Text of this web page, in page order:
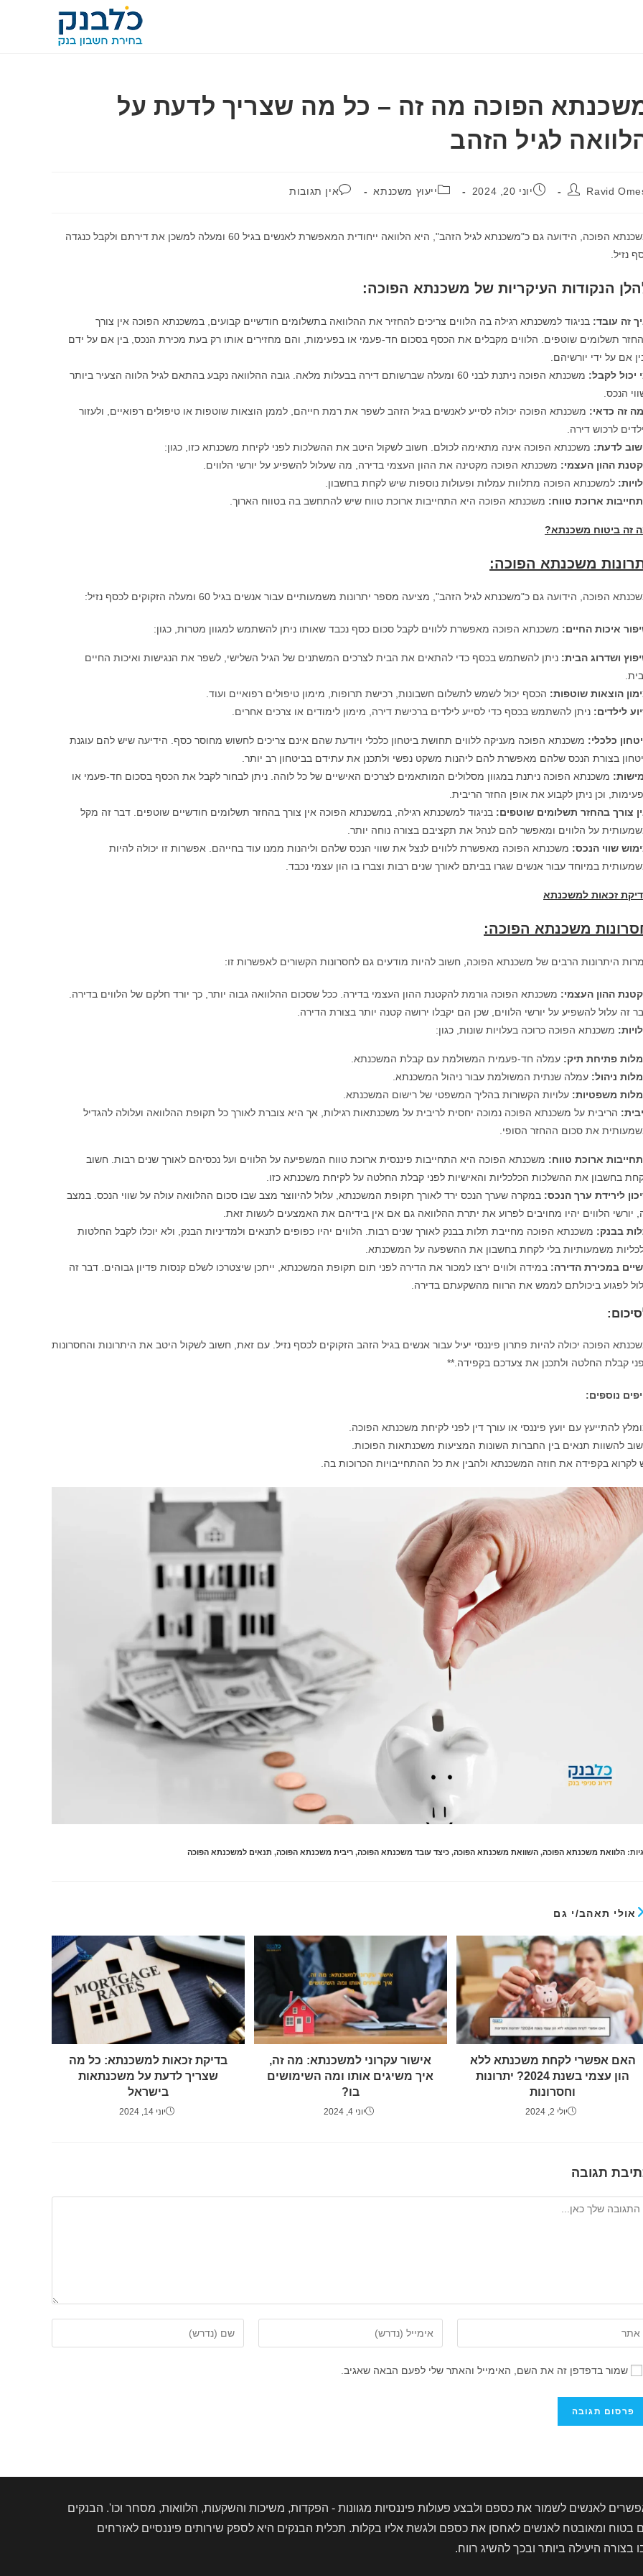
הפוכה מה זה – כל מה שצריך לדעת על
לגיל הזהב
Ravid פורסם: יוני 20, 2024 קטגוריה: ייעוץ משכנתאתגובות: אין תגובות
משכנתא הפוכה, הידועה גם כ"משכנתא לגיל הזהב", היא הלוואה ייחודית המאפשרת לאנשים בגיל 60 ומעלה למשכן את דירתם ולקבל כנגדה
נזיל.
הנקודות העיקריות של משכנתא הפוכה:
זה עובד: בניגוד למשכנתא רגילה בה הלווים צריכים להחזיר את ההלוואה בתשלומים חודשיים קבועים, במשכנתא הפוכה אין צורך
תשלומים שוטפים. הלווים מקבלים את הכסף בסכום חד-פעמי או בפעימות, והם מחזירים אותו רק בעת מכירת הנכס, בין אם על ידם
אם על ידי יורשיהם.
יכול לקבל:
משכנתא הפוכה ניתנת לבני 60 ומעלה שברשותם דירה בבעלות מלאה. גובה ההלוואה נקבע בהתאם לגיל הלווה הצעיר ביותר
הנכס.
זה כדאי: משכנתא הפוכה יכולה לסייע לאנשים בגיל הזהב לשפר את רמת חייהם, לממן הוצאות שוטפות או טיפולים רפואיים, ולעזור
לרכוש דירה.
לדעת: משכנתא הפוכה אינה מתאימה לכולם. חשוב לשקול היטב את ההשלכות לפני לקיחת משכנתא כזו, כגון:
ההון העצמי: משכנתא הפוכה מקטינה את ההון העצמי בדירה, מה שעלול להשפיע על יורשי הלווים.
למשכנתא הפוכה מתלוות עמלות ופעולות נוספות שיש לקחת בחשבון.
ארוכת טווח: משכנתא הפוכה היא התחייבות ארוכת טווח שיש להתחשב בה בטווח הארוך.
זה ביטוח משכנתא?
משכנתא הפוכה:
הפוכה, הידועה גם כ"משכנתא לגיל הזהב", מציעה מספר יתרונות משמעותיים עבור אנשים בגיל 60 ומעלה הזקוקים לכסף נזיל:
איכות החיים: משכנתא הפוכה מאפשרת ללווים לקבל סכום כסף נכבד שאותו ניתן להשתמש למגוון מטרות, כגון:
ושדרוג הבית: ניתן להשתמש בכסף כדי להתאים את הבית לצרכים המשתנים של הגיל השלישי, לשפר את הנגישות ואיכות החיים
הוצאות שוטפות: הכסף יכול לשמש לתשלום חשבונות, רכישת תרופות, מימון טיפולים רפואיים ועוד.
לילדים: ניתן להשתמש בכסף כדי לסייע לילדים ברכישת דירה, מימון לימודים או צרכים אחרים.
כלכלי: משכנתא הפוכה מעניקה ללווים תחושת ביטחון כלכלי ויודעת שהם אינם צריכים לחשוש מחוסר כסף. הידיעה שיש להם עוגנת
בצורת הנכס שלהם מאפשרת להם ליהנות משקט נפשי ולתכנן את עתידם בביטחון רב יותר.
: משכנתא הפוכה ניתנת במגוון מסלולים המותאמים לצרכים האישיים של כל לוהה. ניתן לבחור לקבל את הכסף בסכום חד-פעמי או
וכן ניתן לקבוע את אופן החזר הריבית.
צורך בהחזר תשלומים שוטפים: בניגוד למשכנתא רגילה, במשכנתא הפוכה אין צורך בהחזר תשלומים חודשיים שוטפים. דבר זה מקל
על הלווים ומאפשר להם לנהל את תקציבם בצורה נוחה יותר.
שווי הנכס: משכנתא הפוכה מאפשרת ללווים לנצל את שווי הנכס שלהם וליהנות ממנו עוד בחייהם. אפשרות זו יכולה להיות
במיוחד עבור אנשים שגרו בביתם לאורך שנים רבות וצברו בו הון עצמי נכבד.
זכאות למשכנתא
משכנתא הפוכה:
היתרונות הרבים של משכנתא הפוכה, חשוב להיות מודעים גם לחסרונות הקשורים לאפשרות זו:
ההון העצמי: משכנתא הפוכה גורמת להקטנת ההון העצמי בדירה. ככל שסכום ההלוואה גבוה יותר, כך יורד חלקם של הלווים בדירה.
זה עלול להשפיע על יורשי הלווים, שכן הם יקבלו ירושה קטנה יותר בצורת הדירה.
: משכנתא הפוכה כרוכה בעלויות שונות, כגון:
פתיחת תיק: עמלה חד-פעמית המשולמת עם קבלת המשכנתא.
ניהול: עמלה שנתית המשולמת עבור ניהול המשכנתא.
משפטיות: עלויות הקשורות בהליך המשפטי של רישום המשכנתא.
: הריבית על משכנתא הפוכה נמוכה יחסית לריבית על משכנתאות רגילות, אך היא צוברת לאורך כל תקופת ההלוואה ועלולה להגדיל
את סכום ההחזר הסופי.
ארוכת טווח: משכנתא הפוכה היא התחייבות פיננסית ארוכת טווח המשפיעה על הלווים ועל נכסיהם לאורך שנים רבות. חשוב
בחשבון את ההשלכות הכלכליות והאישיות לפני קבלת החלטה על לקיחת משכנתא כזו.
לירידת ערך הנכס: במקרה שערך הנכס ירד לאורך תקופת המשכנתא, עלול להיווצר מצב שבו סכום ההלוואה עולה על שווי הנכס. במצב
יורשי הלווים יהיו מחויבים לפרוע את יתרת ההלוואה גם אם אין בידיהם את האמצעים לעשות זאת.
בבנק: משכנתא הפוכה מחייבת תלות בבנק לאורך שנים רבות. הלווים יהיו כפופים לתנאים ולמדיניות הבנק, ולא יוכלו לקבל החלטות
משמעותיות בלי לקחת בחשבון את ההשפעה על המשכנתא.
במכירת הדירה: במידה ולווים ירצו למכור את הדירה לפני תום תקופת המשכנתא, ייתכן שיצטרכו לשלם קנסות פדיון גבוהים. דבר זה
לפגוע ביכולתם לממש את הרווח מהשקעתם בדירה.
הפוכה יכולה להיות פתרון פיננסי יעיל עבור אנשים בגיל הזהב הזקוקים לכסף נזיל. עם זאת, חשוב לשקול היטב את היתרונות והחסרונות
קבלת החלטה ולתכנן את צעדכם בקפידה.**
נוספים:
להתייעץ עם יועץ פיננסי או עורך דין לפני לקיחת משכנתא הפוכה.
להשוות תנאים בין החברות השונות המציעות משכנתאות הפוכות.
לקרוא בקפידה את חוזה המשכנתא ולהבין את כל ההתחייבויות הכרוכות בה.
: הלוואת משכנתא הפוכה, השוואת משכנתא הפוכה, כיצד עובד משכנתא הפוכה, ריבית משכנתא הפוכה, תנאים למשכנתא הפוכה
אולי תאהב/י גם
בדיקת זכאות למשכנתא: כל מה
שצריך לדעת על משכנתאות
בישראל
יוני 14, 2024
אישור עקרוני למשכנתא: מה זה,
איך משיגים אותו ומה השימושים
בו?
יוני 4, 2024
האם אפשרי לקחת משכנתא ללא
הון עצמי בשנת 2024? יתרונות
וחסרונות
יולי 2, 2024
תגובה
את
את
שמור בדפדפן זה את השם, האימייל והאתר שלי לפעם הבאה שאגיב.
לאנשים לשמור את כספם ולבצע פעולות פיננסיות מגוונות - הפקדות, משיכות והשקעות, הלוואות, מסחר וכו'. הבנקים
ומאובטח לאנשים לאחסן את כספם ולגשת אליו בקלות. תכלית הבנקים היא לספק שירותים פיננסיים לאזרחים
היעילה ביותר ובכך להשיג רווח.